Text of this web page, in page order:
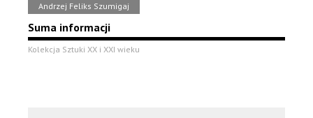
Andrzej Feliks Szumigaj
Suma informacji
Kolekcja Sztuki XX i XXI wieku